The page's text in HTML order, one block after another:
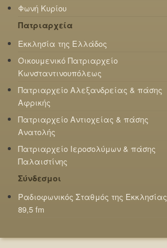
Φωνή Κυρίου
Πατριαρχεία
Εκκλησία της Ελλάδος
Οικουμενικό Πατριαρχείο
Κωνσταντινουπόλεως
Πατριαρχείο Αλεξανδρείας & πάσης
Αφρικής
Πατριαρχείο Αντιοχείας & πάσης
Ανατολής
Πατριαρχείο Ιεροσολύμων & πάσης
Παλαιστίνης
Σύνδεσμοι
Ραδιοφωνικός Σταθμός της Εκκλησίας
89,5 fm